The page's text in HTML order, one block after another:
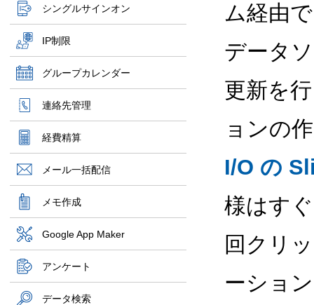
シングルサインオン
IP制限
グループカレンダー
連絡先管理
経費精算
メール一括配信
メモ作成
Google App Maker
アンケート
データ検索
ム経由
データ
更新を
ョンの
I/O の
様はす
回クリ
ーショ